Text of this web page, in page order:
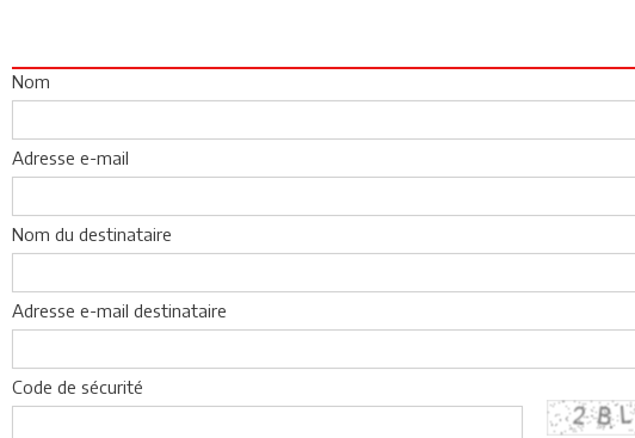
Nom
Adresse e-mail
Nom du destinataire
Adresse e-mail destinataire
Code de sécurité